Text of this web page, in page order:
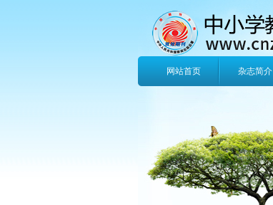
网站首页 杂志简介